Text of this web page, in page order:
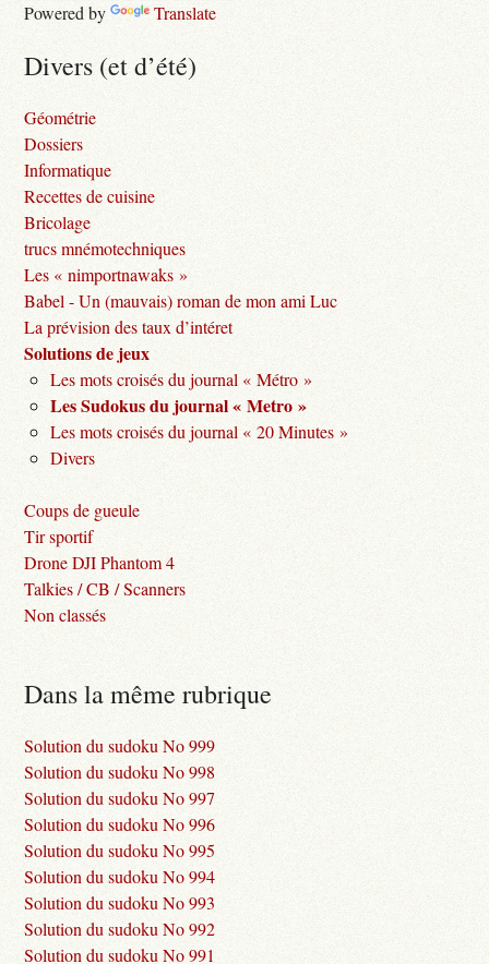
Powered by Translate
Divers (et d’été)
Géométrie
Dossiers
Informatique
Recettes de cuisine
Bricolage
trucs mnémotechniques
Les « nimportnawaks »
Babel - Un (mauvais) roman de mon ami Luc
La prévision des taux d’intéret
Solutions de jeux
Les mots croisés du journal « Métro »
Les Sudokus du journal « Metro »
Les mots croisés du journal « 20 Minutes »
Divers
Coups de gueule
Tir sportif
Drone DJI Phantom 4
Talkies / CB / Scanners
Non classés
Dans la même rubrique
Solution du sudoku No 999
Solution du sudoku No 998
Solution du sudoku No 997
Solution du sudoku No 996
Solution du sudoku No 995
Solution du sudoku No 994
Solution du sudoku No 993
Solution du sudoku No 992
Solution du sudoku No 991